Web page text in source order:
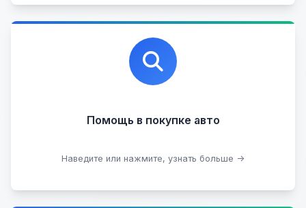
Помощь в покупке авто
Наведите или нажмите, узнать больше →
Профессиональная помощь в выборе автомобиля
на любых торговых площадках с проверкой
юридической чистоты.
Подобрать авто